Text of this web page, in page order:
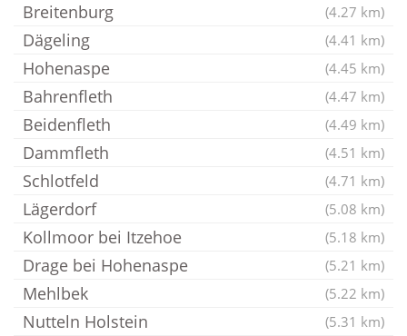
Breitenburg (4.27 km)
Dägeling (4.41 km)
Hohenaspe (4.45 km)
Bahrenfleth (4.47 km)
Beidenfleth (4.49 km)
Dammfleth (4.51 km)
Schlotfeld (4.71 km)
Lägerdorf (5.08 km)
Kollmoor bei Itzehoe (5.18 km)
Drage bei Hohenaspe (5.21 km)
Mehlbek (5.22 km)
Nutteln Holstein (5.31 km)